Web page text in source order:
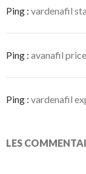
Ping : vardenafil
Ping : avanafil
Ping : vardenafil
LES